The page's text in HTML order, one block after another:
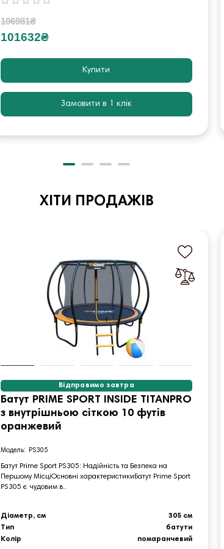
106981₴
101632₴
Купити
Замовити в 1 клік
ХІТИ ПРОДАЖІВ
Відправимо завтра
Батут PRIME SPORT INSIDE TITANPRO
з внутрішньою сіткою 10 футів
оранжевий
PS305
Батут Prime Sport PS305: Надійність та Безпека на
Першому МісціОсновні характеристикиБатут Prime Sport
PS305 є чудовим в..
Діаметр, см
305 см
Тип
батути
Колір
помаранчевий